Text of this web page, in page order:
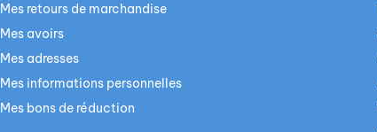
Mes retours de marchandise
Mes avoirs
Mes adresses
Mes informations personnelles
Mes bons de réduction